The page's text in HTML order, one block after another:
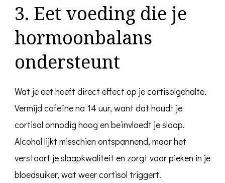
3. Eet voeding die je
hormoonbalans
ondersteunt
Wat je eet heeft direct effect op je cortisolgehalte.
Vermijd cafeïne na 14 uur, want dat houdt je
cortisol onnodig hoog en beïnvloedt je slaap.
Alcohol lijkt misschien ontspannend, maar het
verstoort je slaapkwaliteit en zorgt voor pieken in je
bloedsuiker, wat weer cortisol triggert.